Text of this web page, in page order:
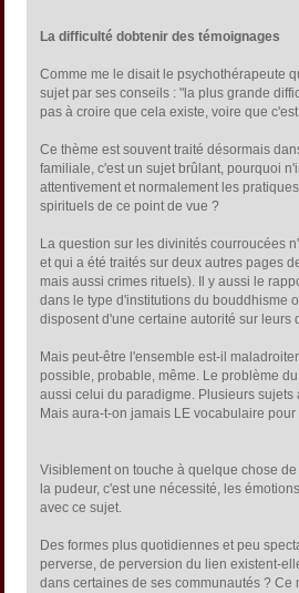
La difficulté dobtenir des témoignages
Comme me le disait le psychothérapeute
sujet par ses conseils : "la plus grande
pas à croire que cela existe, voire que
Ce thème est souvent traité désormais
familiale, c'est un sujet brûlant, pourquoi
attentivement et normalement les
spirituels de ce point de vue ?
La question sur les divinités courroucées
et qui a été traités sur deux autres pages
mais aussi crimes rituels). Il y aussi le
dans le type d'institutions du bouddhisme
disposent d'une certaine autorité sur leurs
Mais peut-être l'ensemble est-il
possible, probable, même. Le problème
aussi celui du paradigme. Plusieurs sujets
Mais aura-t-on jamais LE vocabulaire pour
Visiblement on touche à quelque chose
la pudeur, c'est une nécessité, les
avec ce sujet.
Des formes plus quotidiennes et peu
perverse, de perversion du lien existent-
dans certaines de ses communautés ? Ce